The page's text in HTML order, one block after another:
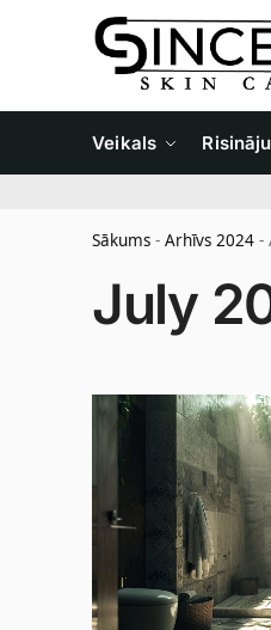
Veikals
Sākums - Arhīvs 2024 -
July